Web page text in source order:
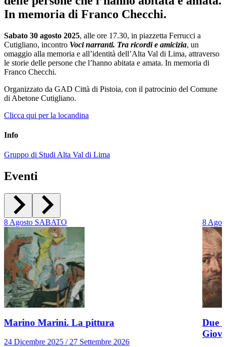
In memoria di Franco Checchi.
Sabato 30 agosto 2025, alle ore 17.30, in piazzetta Ferrucci a
Cutigliano, incontro Voci narranti. Tra ricordi e amicizia, un
omaggio alla memoria e all’identità dell’Alta Val di Lima, attraverso
le storie delle persone che l’hanno abitata e amata. In memoria di
Franco Checchi.
Organizzato da GAD Città di Pistoia, con il patrocinio del Comune
di Abetone Cutigliano.
Clicca qui per la locandina
Info
Gruppo di Studi Alta Val di Lima
Eventi
8Agosto SABATO
Marino Marini. La pittura
24 Dicembre 2025 / 27 Settembre 2026
8
Due